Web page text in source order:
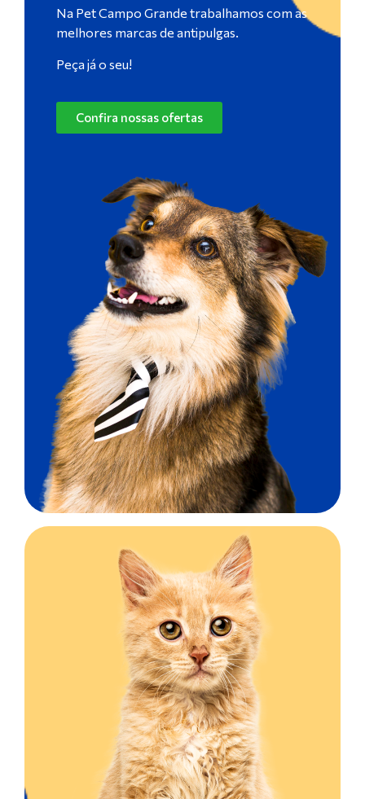
Na Pet Campo Grande trabalhamos com as
melhores marcas de antipulgas.
Peça já o seu!
Confira nossas ofertas